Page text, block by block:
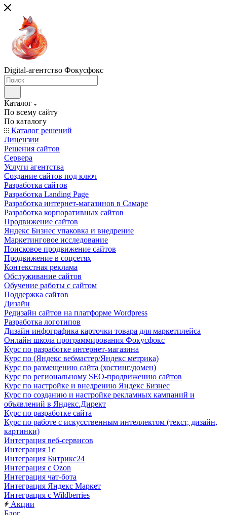
Digital-агентство Фокусфокс
Каталог
По всему сайту
По каталогу
Каталог решений
Лицензии
Решения сайтов
Сервера
Услуги агентства
Создание сайтов под ключ
Разработка сайтов
Разработка Landing Page
Разработка интернет-магазинов в Самаре
Разработка корпоративных сайтов
Продвижение сайтов
Яндекс Бизнес упаковка и внедрение
Маркетинговое исследование
Поисковое продвижение сайтов
Продвижение в соцсетях
Контекстная реклама
Обслуживание сайтов
Обучение работы с сайтом
Поддержка сайтов
Дизайн
Редизайн сайтов на платформе Wordpress
Разработка логотипов
Дизайн инфографика карточки товара для маркетплейса
Онлайн школа программирования Фокусфокс
Курс по разработке интернет-магазина
Курс по (Яндекс вебмастер/Яндекс метрика)
Курс по размещению сайта (хостинг/домен)
Курс по региональному SEO-продвижению сайтов
Курс по настройке и внедрению Яндекс Бизнес
Курс по созданию и настройке рекламных кампаний и
объявлений в Яндекс.Директ
Курс по разработке сайта
Курс по работе с искусственным интеллектом (текст, дизайн,
картинки)
Интеграция веб-сервисов
Интеграция 1с
Интеграция Битрикс24
Интеграция с Ozon
Интеграция чат-бота
Интеграция Яндекс Маркет
Интеграция с Wildberries
Акции
Блог